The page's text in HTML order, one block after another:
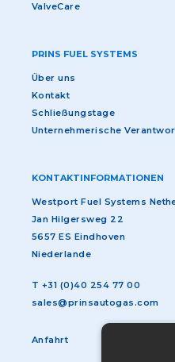
ValveCare
PRINS FUEL SYSTEMS
Über uns
Kontakt
Schließungstage
Unternehmerische
KONTAKTINFORMATIONEN
Westport Fuel Systems
Jan Hilgersweg 22
5657 ES Eindhoven
Niederlande
T +31 (0)40 254 77 00
sales@prinsautogas.com
Anfahrt